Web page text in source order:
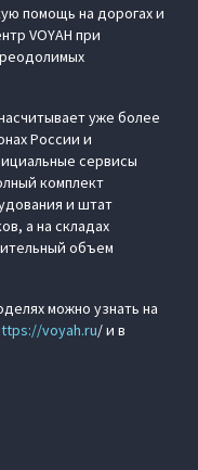
помощь на дорогах и
VOYAH при
уже более
России и
сервисы
комплект
и штат
а на складах
объем
можно узнать на
voyah.ru/ и в